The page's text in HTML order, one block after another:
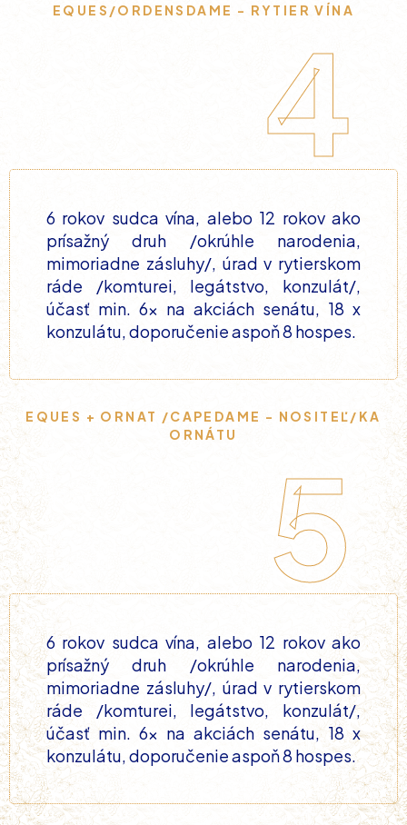
EQUES/ORDENSDAME - RYTIER VÍNA
4
6 rokov sudca vína, alebo 12 rokov ako
prísažný druh /okrúhle narodenia,
mimoriadne zásluhy/, úrad v rytierskom
ráde /komturei, legátstvo, konzulát/,
účasť min. 6x na akciách senátu, 18 x
konzulátu, doporučenie aspoň 8 hospes.
EQUES + ORNAT /CAPEDAME - NOSITEĽ/KA
ORNÁTU
5
6 rokov sudca vína, alebo 12 rokov ako
prísažný druh /okrúhle narodenia,
mimoriadne zásluhy/, úrad v rytierskom
ráde /komturei, legátstvo, konzulát/,
účasť min. 6x na akciách senátu, 18 x
konzulátu, doporučenie aspoň 8 hospes.